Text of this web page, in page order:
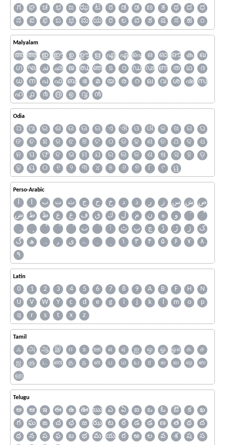
ಗ
ಘ ಚ ಛ ಜ ಝ ಟ ಠ ಡ ಢ ಣ ತ ಥ ದ
ಧ
ನ
ಪ ಫ ಬ ಭ ಮ ಯ ರ ಲ ವ ಶ ಷ ಸ ಹ ೧
Malyalam
അ ആ ഇ ഈ ഉ ഊ ഋ എ ഏ ഐ ഒ ഓ ഔ ക
ഖ
ഗ
ഘ ച ഛ ജ ഝ ഞ ട ഠ ഡ ഢ ണ ത ഥ
ദ
ധ
ന പ ഫ ബ ഭ മ യ ര റ ല വ ശ ഷ
സ
ഹ
൧ ൪ ൫ ൭ ൮ ൯
Odia
ଅ ଆ ଇ ଈ ଉ ଊ ଋ ଏ ଐ ଓ ଔ କ ଖ ଗ
ଘ
ଙ
ଚ ଛ ଜ ଝ ଞ ଟ ଠ ଡ ଢ ଣ ତ ଥ ଦ
ଧ
ନ
ପ ଫ ବ ଭ ମ ଯ ର ଲ ଳ ଶ ଷ ସ ହ
ଡ଼
ଢ଼
ୟ ୦ ୧ ୨ ୩ ୪ ୫ ୬ ୭ ୮ ୯ ୱ
Perso-Arabic
آ ا ب ت ث ج ح خ د ذ ر ز س ش ص
ض
ط ظ ع غ ف ق ك ل م ن ه
و
ٮ
ٲ ٹ پ چ ڈ ڑ ژ
ک
گ
ھ ہ ۄ ی ے ۔ ۱ ۳ ۴ ۵ ۶ ۷
۸
۹
Latin
0 1 2 3 4 5 6 7 8 9 A B F H
N
U
V W Y c d e g i j k l m o
p
q
r s t x z
Tamil
ஃ அ ஆ இ ஈ உ ஊ எ ஏ ஐ ஒ ஓ ஔ க
ச
ஜ
ஞ ட ண த ந ன ப ம ய ர ல வ ஷ
ஸ
ஹ
Telugu
అ ఆ ఇ ఈ ఉ ఊ ఋ ఎ ఏ ఐ ఒ ఓ ఔ క
ఖ
గ
ఘ ఙ చ ఛ జ ఝ ట ఠ డ ఢ ణ త థ
ద
ధ
న ప ఫ బ భ మ య ర ఱ ల వ శ ష
స